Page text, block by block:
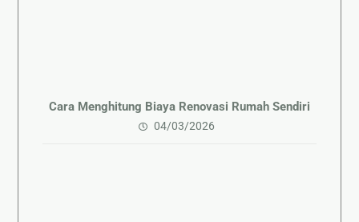
Cara Menghitung Biaya Renovasi Rumah Sendiri
04/03/2026